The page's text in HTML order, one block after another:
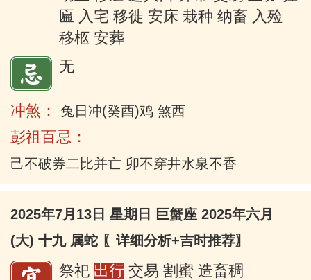
匾 入宅 移徙 安床 栽种 纳畜 入殓
移柩 安葬
无
冲煞： 兔日冲(癸酉)鸡 煞西
彭祖百忌：
己不破券二比并亡 卯不穿井水泉不香
2025年7月13日 星期日 巨蟹座 2025年六月
(大) 十九 属蛇 〖详细分析+吉时推荐〗
祭祀 出行 交易 割蜜 造畜稠